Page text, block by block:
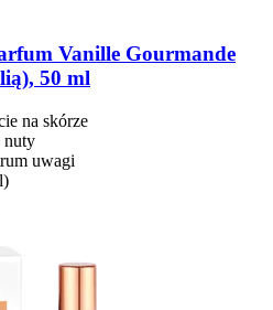
Vanille Gourmande
50 ml
na skórze
nuty
uwagi